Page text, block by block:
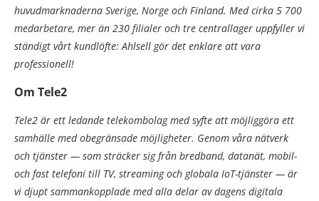
huvudmarknaderna Sverige, Norge och Finland. Med cirka 5 700
medarbetare, mer än 230 filialer och tre centrallager uppfyller vi
ständigt vårt kundlöfte: Ahlsell gör det enklare att vara
professionell!
Om Tele2
Tele2 är ett ledande telekombolag med syfte att möjliggöra ett
samhälle med obegränsade möjligheter. Genom våra nätverk
och tjänster — som sträcker sig från bredband, datanät, mobil-
och fast telefoni till TV, streaming och globala IoT-tjänster — är
vi djupt sammankopplade med alla delar av dagens digitala